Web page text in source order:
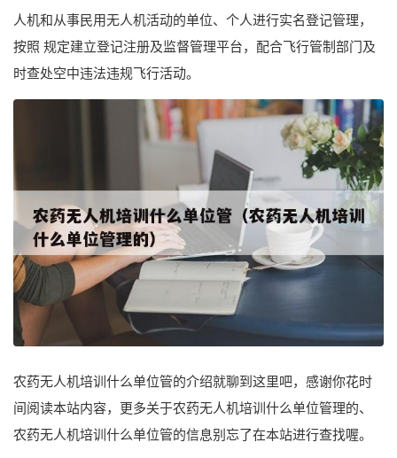
人机和从事民用无人机活动的单位、个人进行实名登记管理，
按照 规定建立登记注册及监督管理平台，配合飞行管制部门及
时查处空中违法违规飞行活动。
农药无人机培训什么单位管的介绍就聊到这里吧，感谢你花时
间阅读本站内容，更多关于农药无人机培训什么单位管理的、
农药无人机培训什么单位管的信息别忘了在本站进行查找喔。